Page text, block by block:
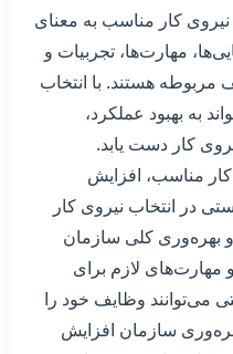
نیروی کار مناسب به معنای
مهارت‌ها، تجربیات و
مربوطه هستند. با انتخاب
به بهبود عملکرد،
کار دست یابد.
مناسب، افزایش
در انتخاب نیروی کار
بهره‌وری کلی سازمان
مهارت‌های لازم برای
می‌توانند وظایف خود را
سازمان افزایش